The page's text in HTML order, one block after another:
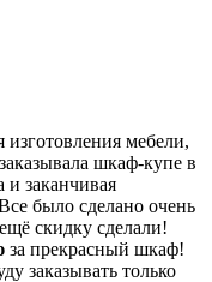
мебели,
шкаф-купе в
и заканчивая
было сделано очень
скидку сделали!
за прекрасный шкаф!
заказывать только